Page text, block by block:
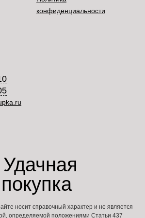
конфиденциальности
носит справочный характер и не является
определяемой положениями Статьи 437